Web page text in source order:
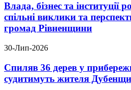
Влада, бізнес та інституції
спільні виклики та
громад Рівненщини
30-Лип-2026
Спиляв 36 дерев у
судитимуть жителя